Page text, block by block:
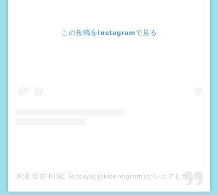
この投稿をInstagramで見る